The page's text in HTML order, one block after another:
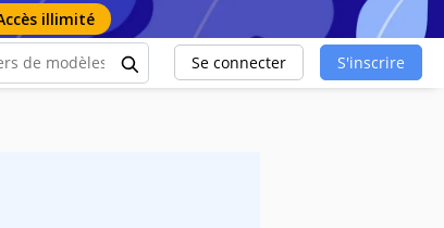
illimité
Se connecter S'inscrire